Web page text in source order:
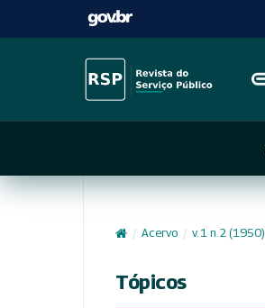
/ Acervo / v. 1 n. 2 (1950)
Tópicos